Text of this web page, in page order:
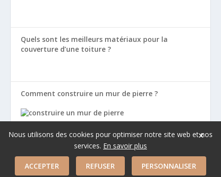
Quels sont les meilleurs matériaux pour la
couverture d’une toiture ?
Comment construire un mur de pierre ?
Copyright © 2026 Harjes
×
Nous utilisons des cookies pour optimiser notre site web et nos
services. En savoir plus
ACCEPTER REFUSER PERSONNALISER